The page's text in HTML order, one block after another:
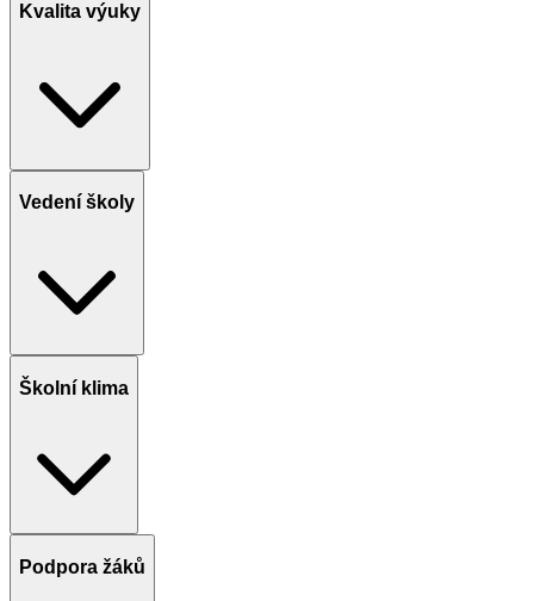
Kvalita výuky
Vedení školy
Školní klima
Podpora žáků